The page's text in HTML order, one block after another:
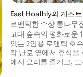
East Hoathly의 게스트
로맨틱한 수상 통나무
Snug’
고대 숲속의 평화로운
있는 2인용 로맨틱 호
작 난로 옆에서 휴식을
에서 요리를 즐기고,